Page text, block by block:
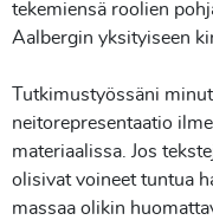
tekemiensä roolien
Aalbergin yksityiseen
Tutkimustyössäni
neitorepresentaatio
materiaalissa. Jos
olisivat voineet tuntua
massaa olikin